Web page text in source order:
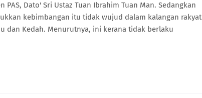
Dato' Sri Ustaz Tuan Ibrahim Tuan Man. Sedangkan
kebimbangan itu tidak wujud dalam kalangan rakyat
dan Kedah. Menurutnya, ini kerana tidak berlaku